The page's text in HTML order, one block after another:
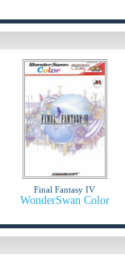
Final Fantasy IV
WonderSwan Color